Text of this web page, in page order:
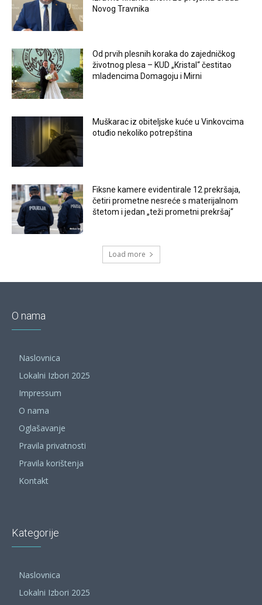
Novog Travnika
Od prvih plesnih koraka do zajedničkog
životnog plesa – KUD „Kristal“ čestitao
mladencima Domagoju i Mirni
Muškarac iz obiteljske kuće u Vinkovcima
otuđio nekoliko potrepština
Fiksne kamere evidentirale 12 prekršaja,
četiri prometne nesreće s materijalnom
štetom i jedan „teži prometni prekršaj“
Load more
O nama
Naslovnica
Lokalni Izbori 2025
Impressum
O nama
Oglašavanje
Pravila privatnosti
Pravila korištenja
Kontakt
Kategorije
Naslovnica
Lokalni Izbori 2025